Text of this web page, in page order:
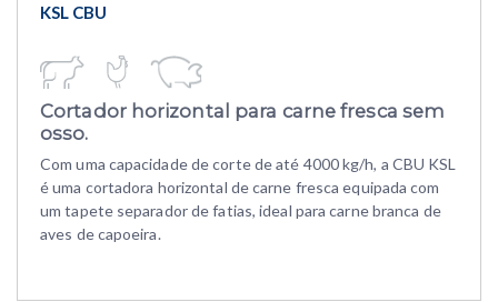
KSL CBU
Cortador horizontal para carne fresca sem
osso.
Com uma capacidade de corte de até 4000 kg/h, a CBU KSL
é uma cortadora horizontal de carne fresca equipada com
um tapete separador de fatias, ideal para carne branca de
aves de capoeira.